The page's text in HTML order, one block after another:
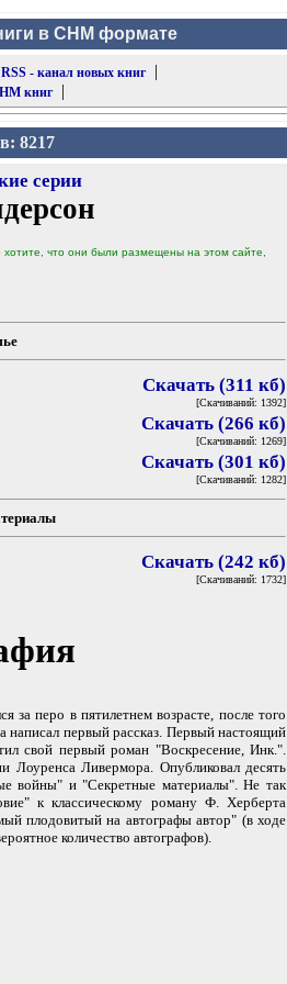
в CHM формате
RSS - канал новых книг|
книг|
8217
серии
хотите, что они были размещены на этом сайте,
Скачать (311 кб)
[Скачиваний: 1392]
Скачать (266 кб)
[Скачиваний: 1269]
Скачать (301 кб)
[Скачиваний: 1282]
Скачать (242 кб)
[Скачиваний: 1732]
за перо в пятилетнем возрасте, после того
написал первый рассказ. Первый настоящий
свой первый роман "Воскресение, Инк.".
Лоуренса Ливермора. Опубликовал десять
войны" и "Секретные материалы". Не так
к классическому роману Ф. Херберта
плодовитый на автографы автор" (в ходе
количество автографов).